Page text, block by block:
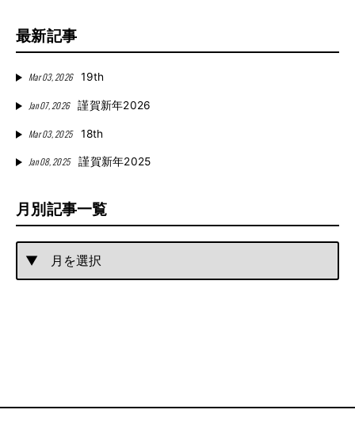
最新記事
Mar 03, 2026 19th
Jan 07, 2026 謹賀新年2026
Mar 03, 2025 18th
Jan 08, 2025 謹賀新年2025
月別記事一覧